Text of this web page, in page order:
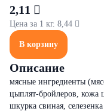
2,11 
Цена за 1 кг. 8,44 
В корзину
Описание
мясные ингредиенты
цыплят-бройлеров, кожа
шкурка свиная,